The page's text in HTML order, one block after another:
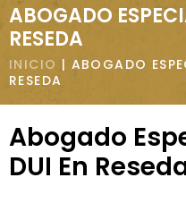
ABOGADO
RESEDA
INICIO | ABOGADO
RESEDA
Abogado
DUI En